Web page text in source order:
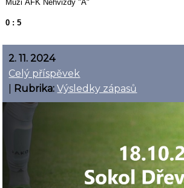
Muži AFK Nehvizdy "A"
0 : 5
2. 11. 2024
Celý příspěvek
Rubrika: Výsledky zápasů